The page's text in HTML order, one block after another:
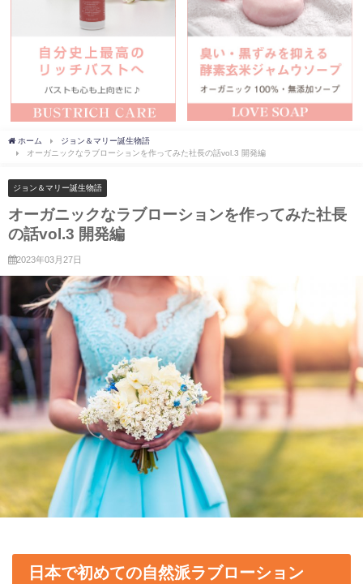
ホーム
ジョン＆マリー誕生物語
オーガニックなラブローションを作ってみた社長の話vol.3 開発編
ジョン＆マリー誕生物語
オーガニックなラブローションを作ってみた社長
の話vol.3 開発編
2023年03月27日
日本で初めての自然派ラブローション